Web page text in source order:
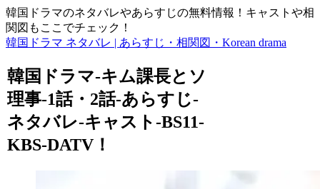
韓国ドラマのネタバレやあらすじの無料情報！キャストや相
関図もここでチェック！
韓国ドラマ ネタバレ | あらすじ・相関図・Korean drama
韓国ドラマ-キム課長とソ
理事-1話・2話-あらすじ-
ネタバレ-キャスト-BS11-
KBS-DATV！